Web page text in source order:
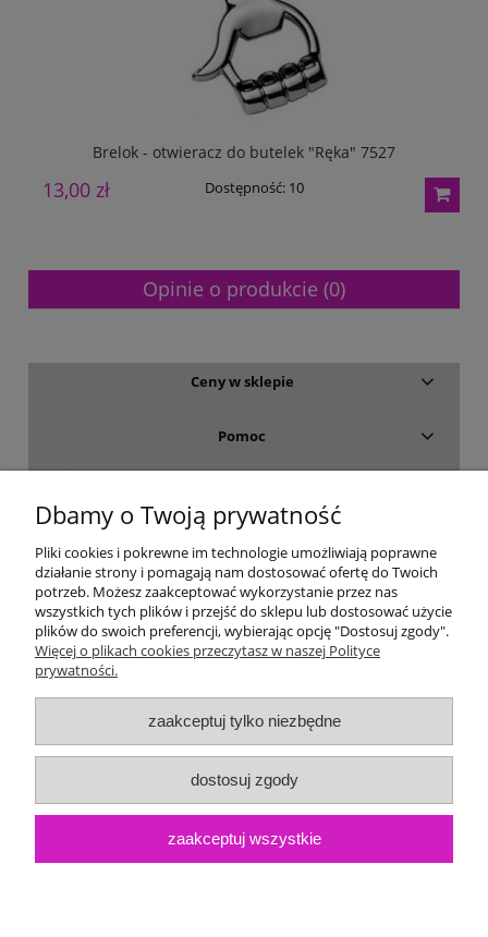
Brelok - otwieracz do butelek "Ręka" 7527
13,00 zł Dostępność: 10
Opinie o produkcie (0)
Ceny w sklepie
Pomoc
Moje konto
Gwarancja i zwroty
O firmie
Dbamy o Twoją prywatność
Pliki cookies i pokrewne im technologie umożliwiają poprawne
działanie strony i pomagają nam dostosować ofertę do Twoich
potrzeb. Możesz zaakceptować wykorzystanie przez nas
wszystkich tych plików i przejść do sklepu lub dostosować użycie
plików do swoich preferencji, wybierając opcję "Dostosuj zgody".
Więcej o plikach cookies przeczytasz w naszej Polityce
prywatności.
zaakceptuj tylko niezbędne
dostosuj zgody
zaakceptuj wszystkie